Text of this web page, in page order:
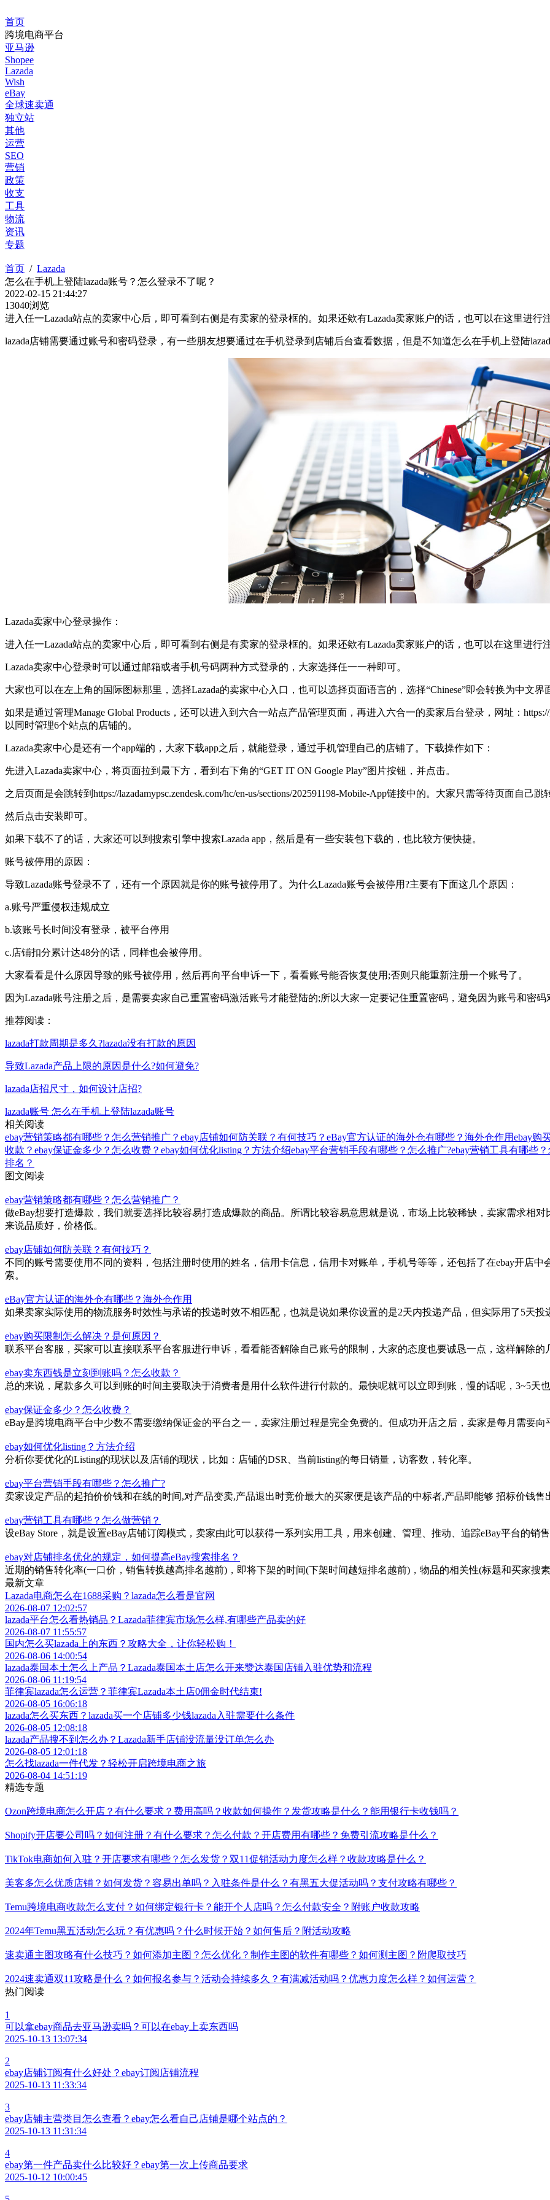
首页
跨境电商平台
亚马逊
Shopee
Lazada
Wish
eBay
全球速卖通
独立站
其他
运营
SEO
营销
政策
收支
工具
物流
资讯
专题
首页 / Lazada
怎么在手机上登陆lazada账号？怎么登录不了呢？
2022-02-15 21:44:27
13040浏览
进入任一Lazada站点的卖家中心后，即可看到右侧是有卖家的登录框的。如果还欸有Lazada卖家账户的话，也可以在这里进行注
lazada店铺需要通过账号和密码登录，有一些朋友想要通过在手机登录到店铺后台查看数据，但是不知道怎么在手机上登陆
Lazada卖家中心登录操作：
进入任一Lazada站点的卖家中心后，即可看到右侧是有卖家的登录框的。如果还欸有Lazada卖家账户的话，也可以在这里进行注
Lazada卖家中心登录时可以通过邮箱或者手机号码两种方式登录的，大家选择任一一种即可。
大家也可以在左上角的国际图标那里，选择Lazada的卖家中心入口，也可以选择页面语言的，选择“Chinese”即会转换为中文界
如果是通过管理Manage Global Products，还可以进入到六合一站点产品管理页面，再进入六合一的卖家后台登录，网址：
以同时管理6个站点的店铺的。
Lazada卖家中心是还有一个app端的，大家下载app之后，就能登录，通过手机管理自己的店铺了。下载操作如下：
先进入Lazada卖家中心，将页面拉到最下方，看到右下角的“GET IT ON Google Play”图片按钮，并点击。
之后页面是会跳转到https://lazadamypsc.zendesk.com/hc/en-us/sections/202591198-Mobile-App链接中的。大家只需等待页面自己跳
然后点击安装即可。
如果下载不了的话，大家还可以到搜索引擎中搜索Lazada app，然后是有一些安装包下载的，也比较方便快捷。
账号被停用的原因：
导致Lazada账号登录不了，还有一个原因就是你的账号被停用了。为什么Lazada账号会被停用?主要有下面这几个原因：
a.账号严重侵权违规成立
b.该账号长时间没有登录，被平台停用
c.店铺扣分累计达48分的话，同样也会被停用。
大家看看是什么原因导致的账号被停用，然后再向平台申诉一下，看看账号能否恢复使用;否则只能重新注册一个账号了。
因为Lazada账号注册之后，是需要卖家自己重置密码激活账号才能登陆的;所以大家一定要记住重置密码，避免因为账号和密码
推荐阅读：
lazada打款周期是多久?lazada没有打款的原因
导致Lazada产品上限的原因是什么?如何避免?
lazada店招尺寸，如何设计店招?
lazada账号 怎么在手机上登陆lazada账号
相关阅读
ebay营销策略都有哪些？怎么营销推广？ ebay店铺如何防关联？有何技巧？ eBay官方认证的海外仓有哪些？海外仓作用ebay购
收款？ ebay保证金多少？怎么收费？ ebay如何优化listing？方法介绍ebay平台营销手段有哪些？怎么推广?ebay营销工具有哪些
排名？
图文阅读
ebay营销策略都有哪些？怎么营销推广？
做eBay想要打造爆款，我们就要选择比较容易打造成爆款的商品。所谓比较容易意思就是说，市场上比较稀缺，卖家需求相
来说品质好，价格低。
ebay店铺如何防关联？有何技巧？
不同的账号需要使用不同的资料，包括注册时使用的姓名，信用卡信息，信用卡对账单，手机号等等，还包括了在ebay开店
索。
eBay官方认证的海外仓有哪些？海外仓作用
如果卖家实际使用的物流服务时效性与承诺的投递时效不相匹配，也就是说如果你设置的是2天内投递产品，但实际用了5天投
ebay购买限制怎么解决？是何原因？
联系平台客服，买家可以直接联系平台客服进行申诉，看看能否解除自己账号的限制，大家的态度也要诚恳一点，这样解除的
ebay卖东西钱是立刻到账吗？怎么收款？
ebay保证金多少？怎么收费？
ebay如何优化listing？方法介绍
ebay平台营销手段有哪些？怎么推广?
ebay营销工具有哪些？怎么做营销？
设eBay Store，就是设置eBay店铺订阅模式，卖家由此可以获得一系列实用工具，用来创建、管理、推动、追踪eBay平台的销售
ebay对店铺排名优化的规定，如何提高eBay搜索排名？
近期的销售转化率(一口价，销售转换越高排名越前)，即将下架的时间(下架时间越短排名越前)，物品的相关性(标题和买家搜
最新文章
Lazada电商怎么在1688采购？lazada怎么看是官网
2026-08-07 12:02:57
lazada平台怎么看热销品？Lazada菲律宾市场怎么样,有哪些产品卖的好
2026-08-07 11:55:57
国内怎么买lazada上的东西？攻略大全，让你轻松购！
2026-08-06 14:00:54
lazada泰国本土怎么上产品？Lazada泰国本土店怎么开来赞达泰国店铺入驻优势和流程
2026-08-06 11:19:54
菲律宾lazada怎么运营？菲律宾Lazada本土店0佣金时代结束!
2026-08-05 16:06:18
lazada怎么买东西？lazada买一个店铺多少钱lazada入驻需要什么条件
2026-08-05 12:08:18
lazada产品搜不到怎么办？Lazada新手店铺没流量没订单怎么办
2026-08-05 12:01:18
怎么找lazada一件代发？轻松开启跨境电商之旅
2026-08-04 14:51:19
精选专题
Ozon跨境电商怎么开店？有什么要求？费用高吗？收款如何操作？发货攻略是什么？能用银行卡收钱吗？
Shopify开店要公司吗？如何注册？有什么要求？怎么付款？开店费用有哪些？免费引流攻略是什么？
TikTok电商如何入驻？开店要求有哪些？怎么发货？双11促销活动力度怎么样？收款攻略是什么？
美客多怎么优质店铺？如何发货？容易出单吗？入驻条件是什么？有黑五大促活动吗？支付攻略有哪些？
Temu跨境电商收款怎么支付？如何绑定银行卡？能开个人店吗？怎么付款安全？附账户收款攻略
2024年Temu黑五活动怎么玩？有优惠吗？什么时候开始？如何售后？附活动攻略
速卖通主图攻略有什么技巧？如何添加主图？怎么优化？制作主图的软件有哪些？如何测主图？附爬取技巧
2024速卖通双11攻略是什么？如何报名参与？活动会持续多久？有满减活动吗？优惠力度怎么样？如何运营？
热门阅读
1
可以拿ebay商品去亚马逊卖吗？可以在ebay上卖东西吗
2025-10-13 13:07:34
2
ebay店铺订阅有什么好处？ebay订阅店铺流程
2025-10-13 11:33:34
3
ebay店铺主营类目怎么查看？ebay怎么看自己店铺是哪个站点的？
2025-10-13 11:31:34
4
ebay第一件产品卖什么比较好？ebay第一次上传商品要求
2025-10-12 10:00:45